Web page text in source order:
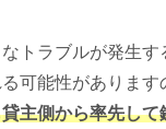
トラブルが発生す
可能性があります
主側から率先して